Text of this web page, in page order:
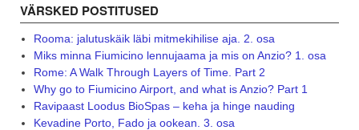
VÄRSKED POSTITUSED
Rooma: jalutuskäik läbi mitmekihilise aja. 2. osa
Miks minna Fiumicino lennujaama ja mis on Anzio? 1. osa
Rome: A Walk Through Layers of Time. Part 2
Why go to Fiumicino Airport, and what is Anzio? Part 1
Ravipaast Loodus BioSpas – keha ja hinge nauding
Kevadine Porto, Fado ja ookean. 3. osa